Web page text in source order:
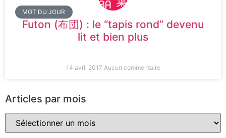
MOT DU JOUR
Futon (布団) : le “tapis rond” devenu
lit et bien plus
14 avril 2017 Aucun commentaire
Articles par mois